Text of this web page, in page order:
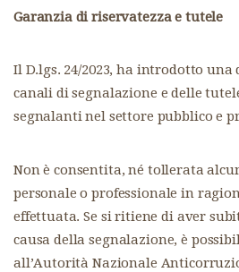
Garanzia di riservatezza e tutele
Il D.lgs. 24/2023, ha introdotto
canali di segnalazione e delle
segnalanti nel settore pubblico e
Non è consentita, né tollerata
personale o professionale in
effettuata. Se si ritiene di aver
causa della segnalazione, è
all’Autorità Nazionale